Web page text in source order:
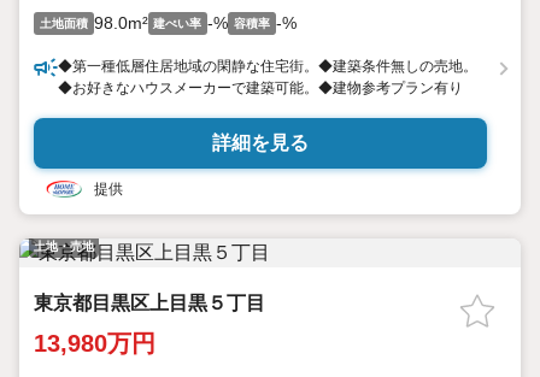
土地面積 98.0m² 建ぺい率 -% 容積率 -%
◆第一種低層住居地域の閑静な住宅街。◆建築条件無しの売地。
◆お好きなハウスメーカーで建築可能。◆建物参考プラン有り
詳細を見る
提供
土地・売地
東京都目黒区上目黒５丁目
13,980万円